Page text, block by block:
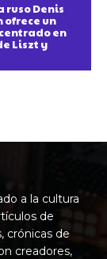
ruso Denis
ofrece un
en
Liszt y
a la cultura
de
crónicas de
creadores,